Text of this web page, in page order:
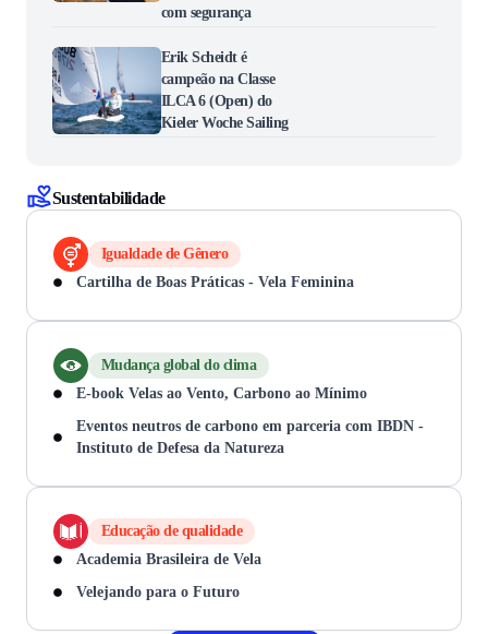
com segurança
Erik Scheidt é
campeão na Classe
ILCA 6 (Open) do
Kieler Woche Sailing
Sustentabilidade
Igualdade de Gênero
Cartilha de Boas Práticas - Vela Feminina
Mudança global do clima
E-book Velas ao Vento, Carbono ao Mínimo
Eventos neutros de carbono em parceria com IBDN -
Instituto de Defesa da Natureza
Educação de qualidade
Academia Brasileira de Vela
Velejando para o Futuro